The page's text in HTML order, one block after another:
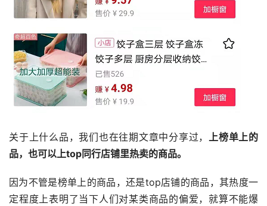
关于上什么品，我们也在往期文章中分享过， 上榜单上的
品，也可以上top同行店铺里热卖的商品。
因为不管是榜单上的商品，还是top店铺的商品，其热度一
定程度上表明了当下人们对某类商品的偏爱，就算不能爆